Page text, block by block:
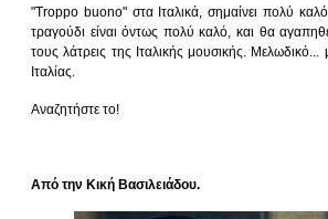
"Troppo buono" στα Ιταλικά, σημαίνει πολύ
τραγούδι είναι όντως πολύ καλό, και θα
τους λάτρεις της Ιταλικής μουσικής.
Ιταλίας.
Αναζητήστε το!
Από την Κική Βασιλειάδου.